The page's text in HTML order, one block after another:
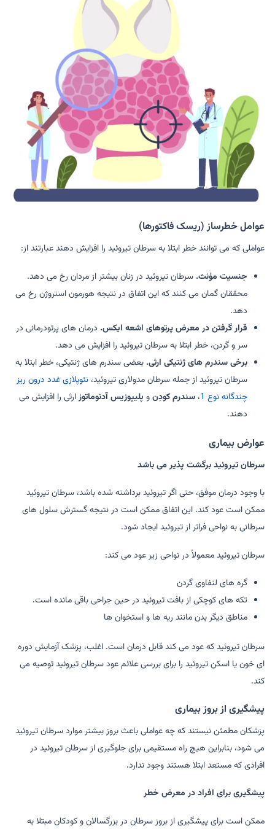
عوامل خطرساز (ریسک فاکتورها)
عواملی که می توانند خطر ابتلا به سرطان تیروئید را افزایش دهند عبارتند از:
جنسیت مؤنث. سرطان تیروئید در زنان بیشتر از مردان رخ می دهد.
محققان گمان می کنند که این اتفاق در نتیجه هورمون استروژن رخ می
دهد.
قرار گرفتن در معرض پرتوهای اشعه ایکس. درمان های پرتودرمانی در
سر و گردن، خطر ابتلا به سرطان تیروئید را افزایش می دهد.
برخی سندرم های ژنتیکی ارثی. بعضی سندرم های ژنتیکی، خطر ابتلا به
سرطان تیروئید از جمله سرطان مدولاری تیروئید،نئوپلازی غدد درون ریز
چندگانه نوع 1 ،سندرم کودِنو پلیپوزیس آدنوماتوزارثی را افزایش می
دهند.
عوارض بیماری
سرطان تیروئید برگشت پذیر می باشد
با وجود درمان موفق، حتی اگر تیروئید برداشته شده باشد، سرطان تیروئید
ممکن است عود کند. این اتفاق ممکن است در نتیجه گسترش سلول های
سرطانی به نواحی فراتر از تیروئید ایجاد شود.
سرطان تیروئید معمولاً در نواحی زیر عود می کند:
گره های لنفاوی گردن
تکه های کوچکی از بافت تیروئید در حین جراحی باقی مانده است.
مناطق دیگر بدن مانند ریه ها و استخوان ها
سرطان تیروئید که عود می کند قابل درمان است. اغلب، پزشک آزمایش دوره
ای خون یا اسکن تیروئید را برای بررسی علائم عود سرطان تیروئید توصیه می
کند.
پیشگیری از بروز بیماری
پزشکان مطمئن نیستند که چه عواملی باعث بروز بیشتر موارد سرطان تیروئید
می شود، بنابراین هیچ راه مستقیمی برای جلوگیری از سرطان تیروئید در
افرادی که مستعد ابتلا هستند وجود ندارد.
پیشگیری برای افراد در معرض خطر
ممكن است برای پیشگیری از بروز سرطان در بزرگسالان و كودكان مبتلا به